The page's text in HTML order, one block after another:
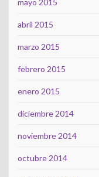
mayo 2015
abril 2015
marzo 2015
febrero 2015
enero 2015
diciembre 2014
noviembre 2014
octubre 2014